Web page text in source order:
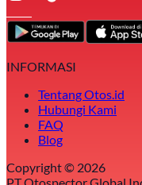
INFORMASI
Tentang Otos.id
Hubungi Kami
FAQ
Blog
Copyright © 2026